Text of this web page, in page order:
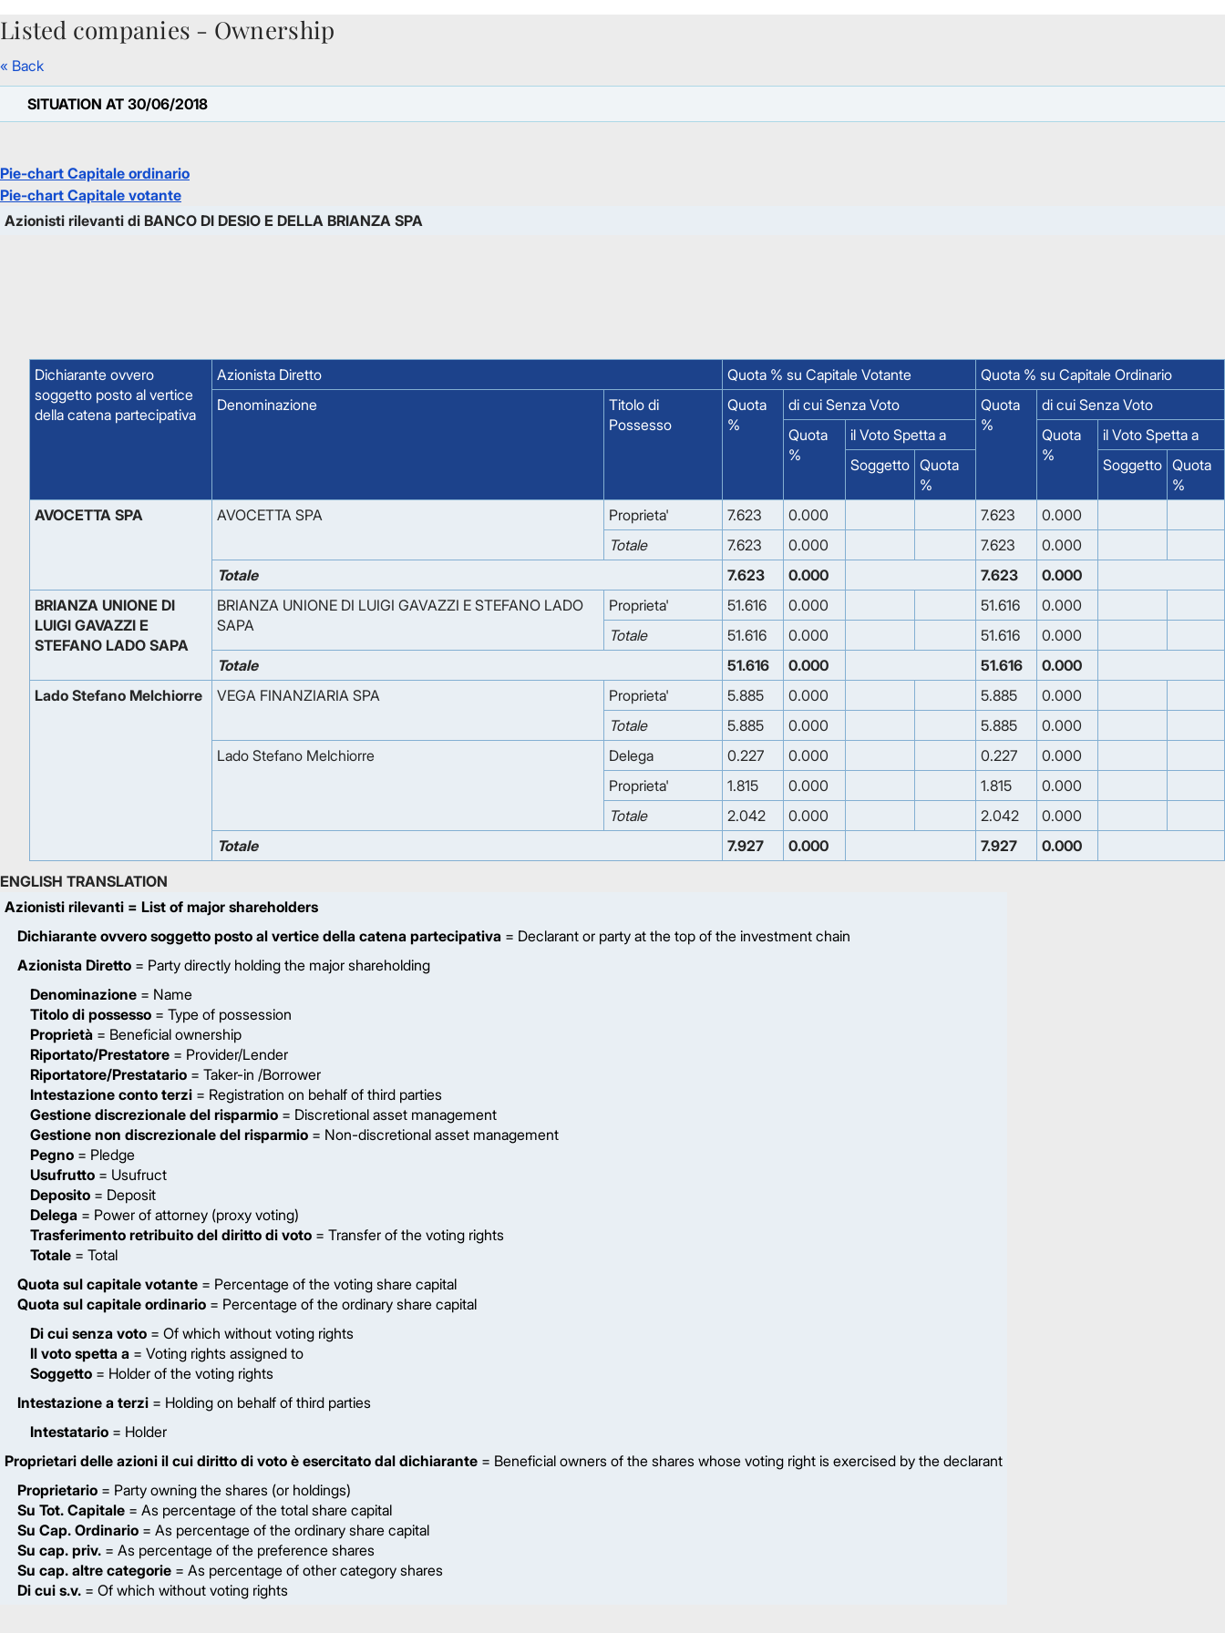
Skip to Main Content
Listed companies - Ownership
« Back
SITUATION AT 30/06/2018
Pie-chart Capitale ordinario
Pie-chart Capitale votante
Azionisti rilevanti di BANCO DI DESIO E DELLA BRIANZA SPA
Dichiarante ovvero
soggetto posto al vertice
della catena partecipativa
Azionista Diretto Quota % su Capitale Votante
Quota % su Capitale Ordinario
Denominazione
Titolo di
Possesso
Quota
%
di cui Senza Voto
Quota
%
di cui Senza Voto
Quota
%
il Voto Spetta a
Quota
%
il Voto Spetta a
Soggetto Quota
%
Soggetto Quota
%
AVOCETTA SPA
AVOCETTA SPA Proprieta' 7.623 0.000 7.623
0.000
Totale
7.623 0.000 7.623
0.000
Totale
7.623 0.000 7.623
0.000
BRIANZA UNIONE DI
LUIGI GAVAZZI E
STEFANO LADO SAPA
BRIANZA UNIONE DI LUIGI GAVAZZI E STEFANO LADO
SAPA
Proprieta' 51.616 0.000 51.616
0.000
Totale
51.616 0.000 51.616
0.000
Totale
51.616 0.000 51.616
0.000
Lado Stefano Melchiorre
VEGA FINANZIARIA SPA Proprieta' 5.885 0.000 5.885
0.000
Totale
5.885 0.000 5.885
0.000
Lado Stefano Melchiorre
Delega 0.227 0.000 0.227
0.000
Proprieta'
1.815 0.000 1.815
0.000
Totale
2.042 0.000 2.042
0.000
Totale
7.927 0.000 7.927
0.000
ENGLISH TRANSLATION
Azionisti rilevanti = List of major shareholders
Dichiarante ovvero soggetto posto al vertice della catena partecipativa = Declarant or party at the top of the investment chain
Azionista Diretto = Party directly holding the major shareholding
Denominazione = Name
Titolo di possesso = Type of possession
Proprietà = Beneficial ownership
Riportato/Prestatore = Provider/Lender
Riportatore/Prestatario = Taker-in /Borrower
Intestazione conto terzi = Registration on behalf of third parties
Gestione discrezionale del risparmio = Discretional asset management
Gestione non discrezionale del risparmio = Non-discretional asset management
Pegno = Pledge
Usufrutto = Usufruct
Deposito = Deposit
Delega = Power of attorney (proxy voting)
Trasferimento retribuito del diritto di voto = Transfer of the voting rights
Totale = Total
Quota sul capitale votante = Percentage of the voting share capital
Quota sul capitale ordinario = Percentage of the ordinary share capital
Di cui senza voto = Of which without voting rights
Il voto spetta a = Voting rights assigned to
Soggetto = Holder of the voting rights
Intestazione a terzi = Holding on behalf of third parties
Intestatario = Holder
Proprietari delle azioni il cui diritto di voto è esercitato dal dichiarante = Beneficial owners of the shares whose voting right is exercised by the declarant
Proprietario = Party owning the shares (or holdings)
Su Tot. Capitale = As percentage of the total share capital
Su Cap. Ordinario = As percentage of the ordinary share capital
Su cap. priv. = As percentage of the preference shares
Su cap. altre categorie = As percentage of other category shares
Di cui s.v. = Of which without voting rights